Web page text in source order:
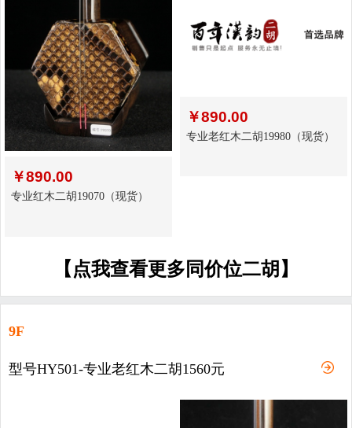
￥890.00
专业红木二胡19070（现货）
￥890.00
专业老红木二胡19980（现货）
【点我查看更多同价位二胡】
9F
型号HY501-专业老红木二胡1560元